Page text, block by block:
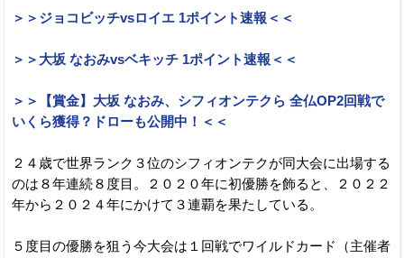
＞＞ジョコビッチvsロイエ 1ポイント速報＜＜
＞＞大坂 なおみvsベキッチ 1ポイント速報＜＜
＞＞【賞金】大坂 なおみ、シフィオンテクら 全仏OP2回戦で
いくら獲得？ドローも公開中！＜＜
２４歳で世界ランク３位のシフィオンテクが同大会に出場する
のは８年連続８度目。２０２０年に初優勝を飾ると、２０２２
年から２０２４年にかけて３連覇を果たしている。
５度目の優勝を狙う今大会は１回戦でワイルドカード（主催者